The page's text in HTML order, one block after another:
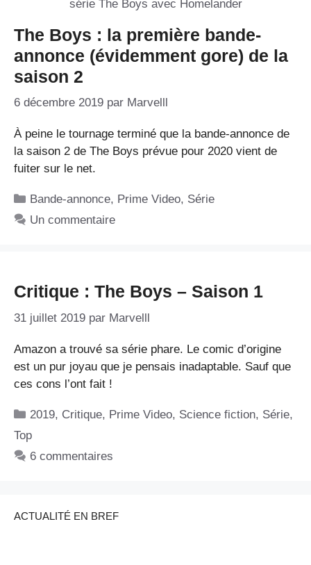
The Boys : la première bande-
annonce (évidemment gore) de la
saison 2
6 décembre 2019 par Marvelll
À peine le tournage terminé que la bande-annonce de
la saison 2 de The Boys prévue pour 2020 vient de
fuiter sur le net.
Catégories
Bande-annonce, Prime Video, Série
Un commentaire
Critique : The Boys – Saison 1
31 juillet 2019 par Marvelll
Amazon a trouvé sa série phare. Le comic d’origine
est un pur joyau que je pensais inadaptable. Sauf que
ces cons l’ont fait !
Catégories
2019, Critique, Prime Video, Science fiction, Série,
Top
6 commentaires
ACTUALITÉ EN BREF